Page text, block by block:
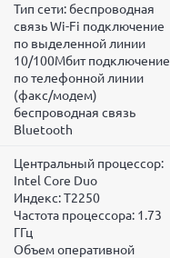
Тип сети: беспроводная
связь Wi-Fi подключение
по выделенной линии
10/100Мбит подключение
по телефонной линии
(факс/модем)
беспроводная связь
Bluetooth
Центральный процессор:
Intel Core Duo
Индекс: T2250
Частота процессора: 1.73
ГГц
Объем оперативной